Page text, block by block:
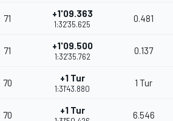
71 +1'09.363
1:32'35.625
0.481
71 +1'09.500
1:32'35.762
0.137
70 +1 Tur
1:31'43.880
1 Tur
70 +1 Tur 6.546